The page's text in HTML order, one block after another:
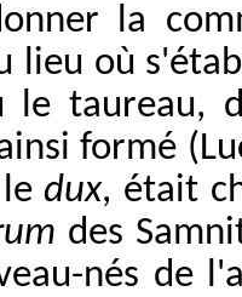
la
lieu où
le taureau,
formé
ledux, était
des
nés de